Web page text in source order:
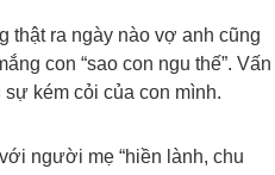
thật ra ngày nào vợ anh cũng
con “sao con ngu thế”. Vấn
kém cỏi của con mình.
người mẹ “hiền lành, chu